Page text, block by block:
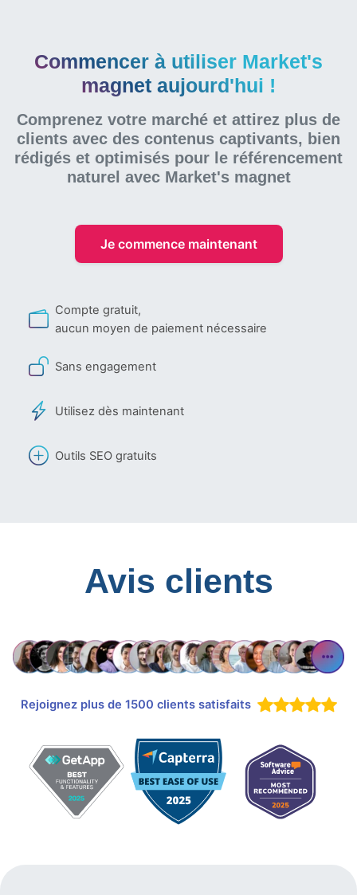
Commencer à utiliser Market's
magnet aujourd'hui !
Comprenez votre marché et attirez plus de
clients avec des contenus captivants, bien
rédigés et optimisés pour le référencement
naturel avec Market's magnet
Je commence maintenant
Compte gratuit,
aucun moyen de paiement nécessaire
Sans engagement
Utilisez dès maintenant
Outils SEO gratuits
Avis clients
Rejoignez plus de 1500 clients satisfaits